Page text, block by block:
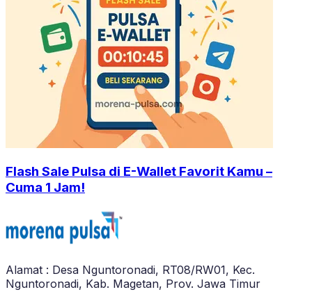
Flash Sale Pulsa di E-Wallet Favorit Kamu –
Cuma 1 Jam!
Alamat : Desa Nguntoronadi, RT08/RW01, Kec.
Nguntoronadi, Kab. Magetan, Prov. Jawa Timur